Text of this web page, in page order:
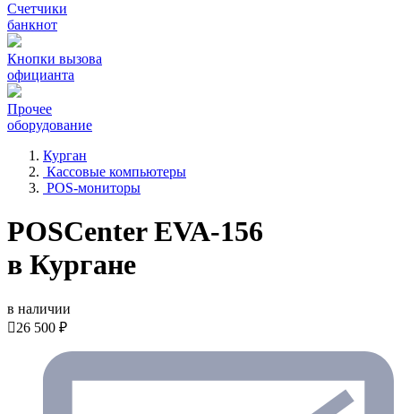
Счетчики
банкнот
Кнопки вызова
официанта
Прочее
оборудование
Курган
Кассовые компьютеры
POS-мониторы
POSCenter EVA-156
в Кургане
в наличии
26 500 ₽